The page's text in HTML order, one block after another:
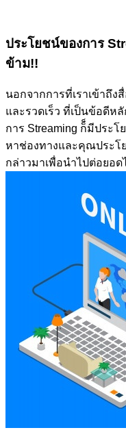
ประโยชน์ของการ
ข้าม!!
นอกจากการที่เราเข้าถึง
และรวดเร็ว ที่เป็นข้อดีห
การ Streaming ก็็มีประ
หาช่องทางและคุณประโ
กล่าวมาเพื่อนำไปต่อยอด